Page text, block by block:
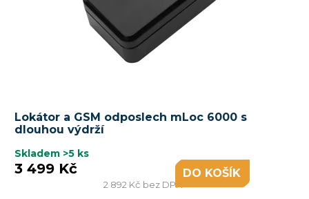
Lokátor a GSM odposlech mLoc 6000 s
dlouhou výdrží
Skladem >5 ks
2 892 Kč bez DPH
3 499 Kč DO KOŠÍKU